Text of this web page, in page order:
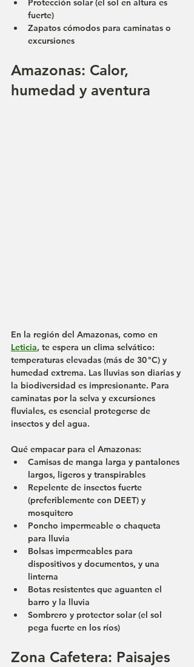
fuerte)
Zapatos cómodos para caminatas o
excursiones
Amazonas: Calor,
humedad y aventura
En la región del Amazonas, como en
Leticia, te espera un clima selvático:
temperaturas elevadas (más de 30 °C) y
humedad extrema. Las lluvias son diarias y
la biodiversidad es impresionante. Para
caminatas por la selva y excursiones
fluviales, es esencial protegerse de
insectos y del agua.
Qué empacar para el Amazonas:
Camisas de manga larga y pantalones
largos, ligeros y transpirables
Repelente de insectos fuerte
(preferiblemente con DEET) y
mosquitero
Poncho impermeable o chaqueta
para lluvia
Bolsas impermeables para
dispositivos y documentos, y una
linterna
Botas resistentes que aguanten el
barro y la lluvia
Sombrero y protector solar (el sol
pega fuerte en los ríos)
Zona Cafetera: Paisajes